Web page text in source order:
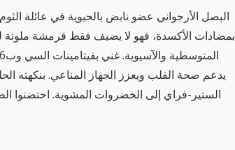
البصل الأرجواني عضو نابض بالحيوية في عائلة
بمضادات الأكسدة، فهو لا يضيف فقط قرمشة ملونة
يدعم صحة القلب ويعزز الجهاز المناعي. بنكهته
الستير-فراي إلى الخضروات المشوية. احتضنوا